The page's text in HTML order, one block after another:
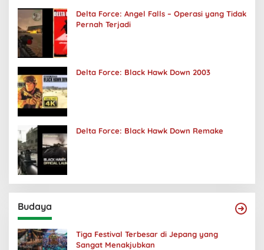
Delta Force: Angel Falls – Operasi yang Tidak
Pernah Terjadi
Delta Force: Black Hawk Down 2003
Delta Force: Black Hawk Down Remake
Budaya
Tiga Festival Terbesar di Jepang yang
Sangat Menakjubkan